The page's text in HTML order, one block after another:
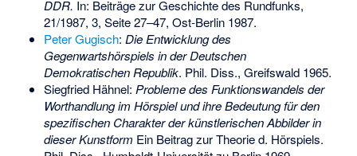
DDR. In: Beiträge zur Geschichte des Rundfunks,
21/1987, 3, Seite 27–47, Ost-Berlin 1987.
Peter Gugisch: Die Entwicklung des
Gegenwartshörspiels in der Deutschen
Demokratischen Republik. Phil. Diss., Greifswald 1965.
Siegfried Hähnel: Probleme des Funktionswandels der
Worthandlung im Hörspiel und ihre Bedeutung für den
spezifischen Charakter der künstlerischen Abbilder in
dieser Kunstform Ein Beitrag zur Theorie d. Hörspiels.